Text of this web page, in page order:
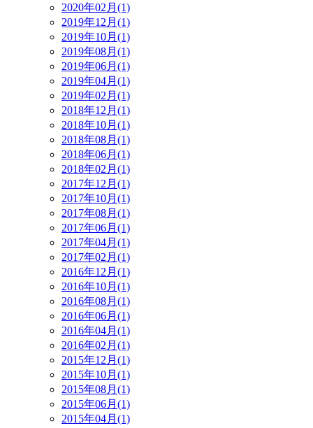
2020年02月(1)
2019年12月(1)
2019年10月(1)
2019年08月(1)
2019年06月(1)
2019年04月(1)
2019年02月(1)
2018年12月(1)
2018年10月(1)
2018年08月(1)
2018年06月(1)
2018年02月(1)
2017年12月(1)
2017年10月(1)
2017年08月(1)
2017年06月(1)
2017年04月(1)
2017年02月(1)
2016年12月(1)
2016年10月(1)
2016年08月(1)
2016年06月(1)
2016年04月(1)
2016年02月(1)
2015年12月(1)
2015年10月(1)
2015年08月(1)
2015年06月(1)
2015年04月(1)